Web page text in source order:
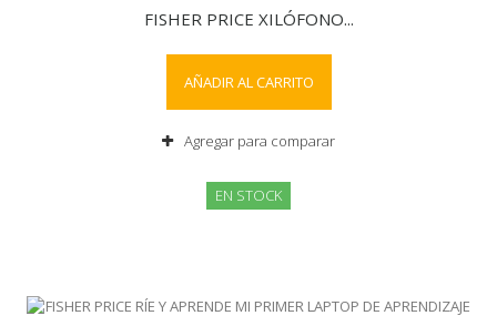
FISHER PRICE XILÓFONO...
AÑADIR AL CARRITO
Agregar para comparar
EN STOCK